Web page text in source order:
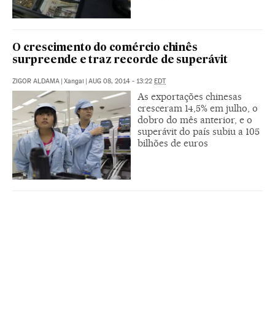
O crescimento do comércio chinês
surpreende e traz recorde de superávit
ZIGOR ALDAMA | Xangai | AUG 08, 2014 - 13:22 EDT
As exportações chinesas
cresceram 14,5% em julho, o
dobro do mês anterior, e o
superávit do país subiu a 105
bilhões de euros